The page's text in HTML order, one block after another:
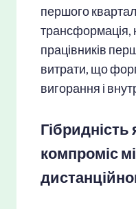
першого
трансформація,
працівників
витрати, що
вигорання і
компроміс